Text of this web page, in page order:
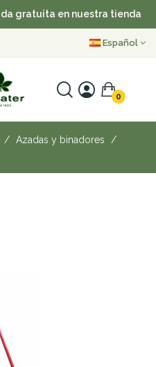
gratuita en nuestra tienda
Español
0
Azadas y binadores